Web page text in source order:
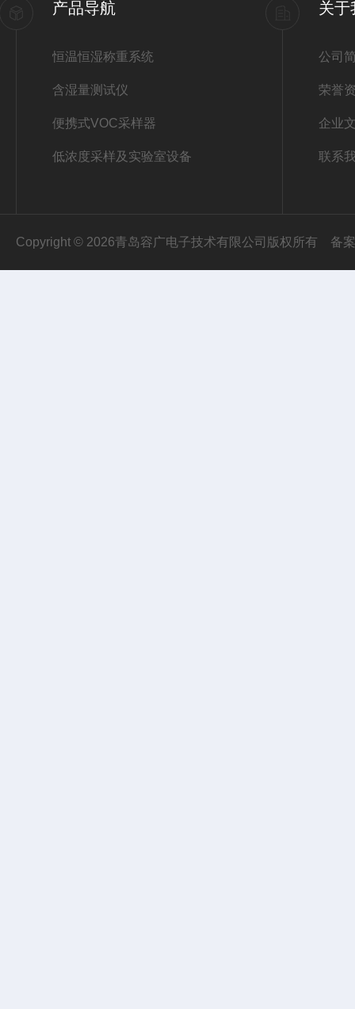
产品导航
恒温恒湿称重系统
含湿量测试仪
便携式VOC采样器
低浓度采样及实验室设备
关于
公司
荣誉
企业
联系
Copyright © 2026青岛容广电子技术有限公司版权所有 备